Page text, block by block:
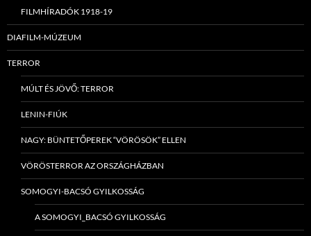
FILMHÍRADÓK 1918-19
DIAFILM-MÚZEUM
TERROR
MÚLT ÉS JÖVŐ: TERROR
LENIN-FIÚK
NAGY: BÜNTETŐPEREK “VÖRÖSÖK” ELLEN
VÖRÖSTERROR AZ ORSZÁGHÁZBAN
SOMOGYI-BACSÓ GYILKOSSÁG
A SOMOGYI_BACSÓ GYILKOSSÁG